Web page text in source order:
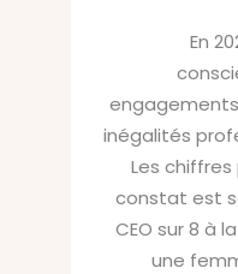
En
inégalités
Les
constat est
CEO sur 8 à
une